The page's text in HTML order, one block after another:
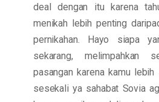
deal dengan itu karena
menikah lebih penting
pernikahan. Hayo siapa
sekarang, melimpahkan
pasangan karena kamu
sesekali ya sahabat Sovia